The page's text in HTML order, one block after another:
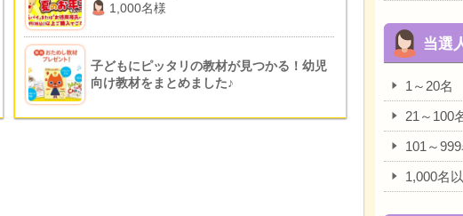
1,000名様
子どもにピッタリの教材が見つかる！幼児
向け教材をまとめました♪
当選
1～20名
21～100
101～999
1,000名